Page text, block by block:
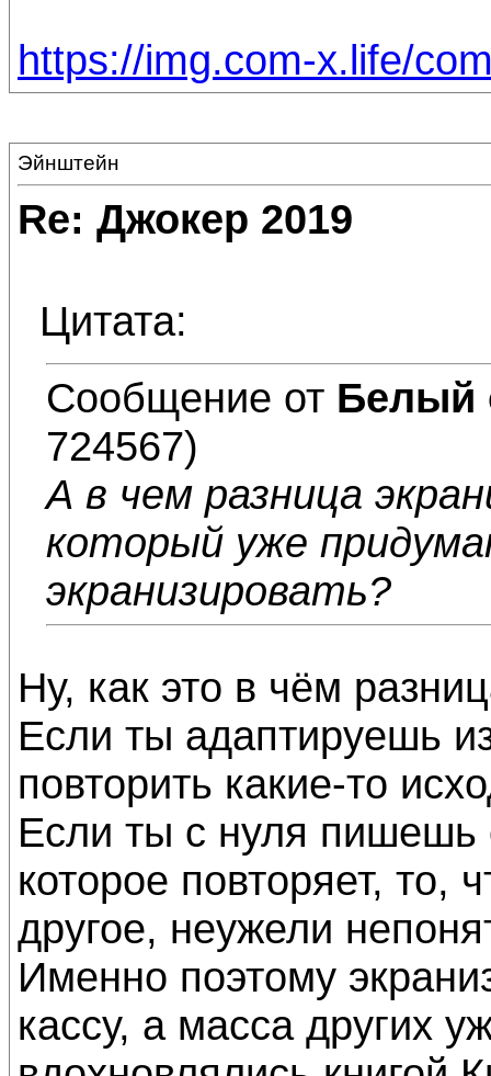
https://img.com-x.life/
Эйнштейн
Re: Джокер 2019
Цитата:
Сообщение от Белый
724567)
А в чем разница
который уже
экранизировать?
Ну, как это в чём
Если ты адаптируешь
повторить какие-то
Если ты с нуля пишешь
которое повторяет, то,
другое, неужели
Именно поэтому
кассу, а масса других